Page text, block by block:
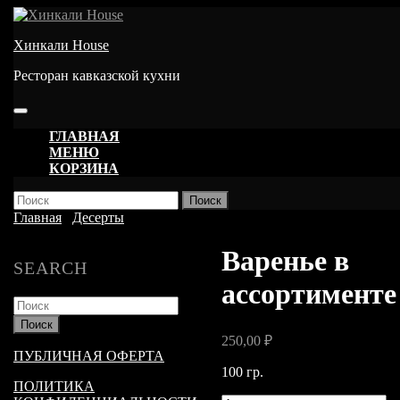
Перейти
содержимому
Хинкали House
Ресторан кавказской кухни
Кнопка
ОткрытьГЛАВНАЯ
МЕНЮ
КОРЗИНА
КНОПКА
ЗАКРЫТЬ
Найти:
Главная
Десерты
Варенье в
ассортименте
250,00 ₽
100 гр.
SEARCH
Найти:
ПУБЛИЧНАЯ ОФЕРТА
ПОЛИТИКА